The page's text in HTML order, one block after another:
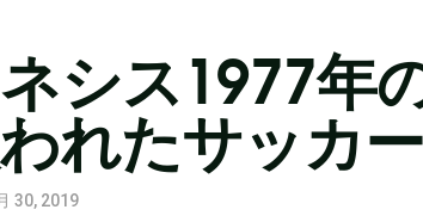
シス1977年
れたサッカ
30, 2019